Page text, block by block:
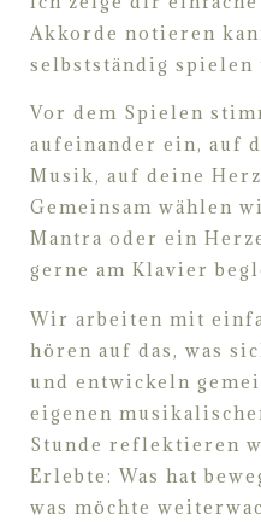
Akkorde notieren
selbstständig spielen
Vor dem Spielen
aufeinander ein, auf
Musik, auf deine
Gemeinsam wählen
Mantra oder ein
gerne am Klavier
Wir arbeiten mit
hören auf das, was
und entwickeln
eigenen
Stunde reflektieren
Erlebte: Was hat
was möchte